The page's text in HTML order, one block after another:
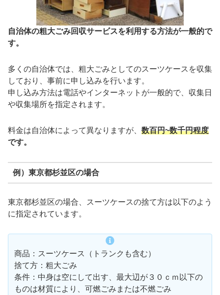
自治体の粗大ごみ回収サービスを利用する方法が一般的で
す。
多くの自治体では、粗大ごみとしてのスーツケースを収集
しており、事前に申し込みを行います。
申し込み方法は電話やインターネットが一般的で、収集日
や収集場所を指定されます。
料金は自治体によって異なりますが、 数百円~数千円程度
です。
例）東京都杉並区の場合
東京都杉並区の場合、スーツケースの捨て方は以下のよう
に指定されています。
商品：スーツケース（トランクも含む）
捨て方：粗大ごみ
条件：中身は空にして出す、最大辺が３０ｃｍ以下の
ものは材質により、可燃ごみまたは不燃ごみ